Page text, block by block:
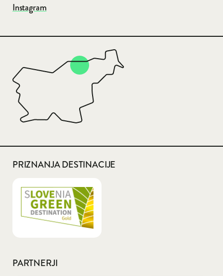
Instagram
PRIZNANJA DESTINACIJE
PARTNERJI